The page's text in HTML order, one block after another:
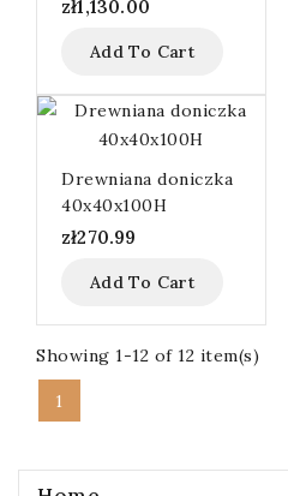
listwami z drewna
zł1,130.00
Add To Cart
Drewniana doniczka
40x40x100H
zł270.99
Add To Cart
Showing 1-12 of 12 item(s)
1